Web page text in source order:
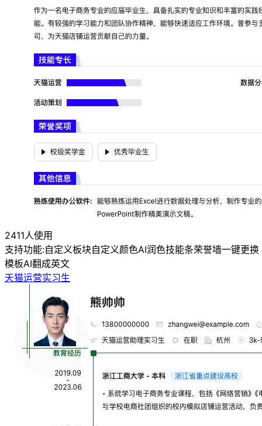
2411人使用
支持功能:自定义板块自定义颜色AI润色技能条荣誉墙一键更换
模板AI翻成英文
天猫运营实习生